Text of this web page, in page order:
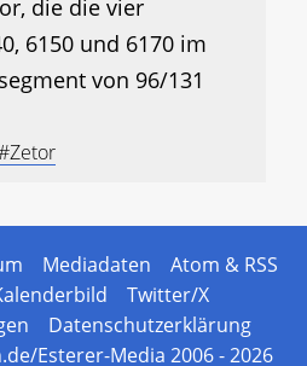
die die vier
6150 und 6170 im
von 96/131
Mediadaten
Atom & RSS
Twitter/X
Datenschutzerklärung
Esterer-Media 2006 - 2026